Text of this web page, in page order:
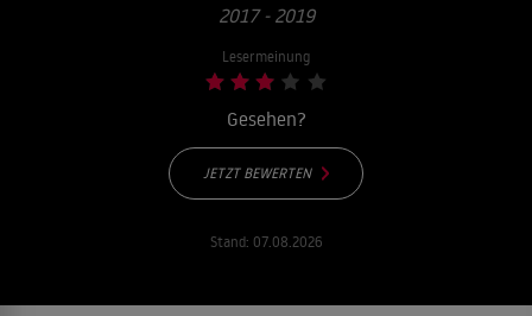
2017 - 2019
Lesermeinung
Gesehen?
JETZT BEWERTEN
Stand: 07.08.2026